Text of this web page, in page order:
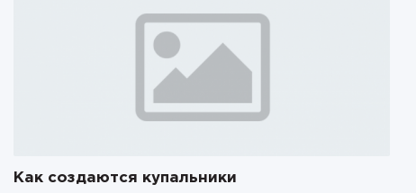
Как создаются купальники